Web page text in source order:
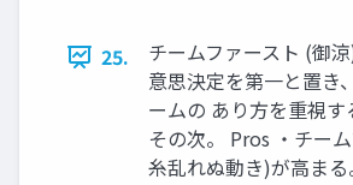
25.
チームファースト (御
意思決定を第⼀と置き
ームの あり⽅を重視す
その次。 Pros ・チー
⽷乱れぬ動き)が⾼ま